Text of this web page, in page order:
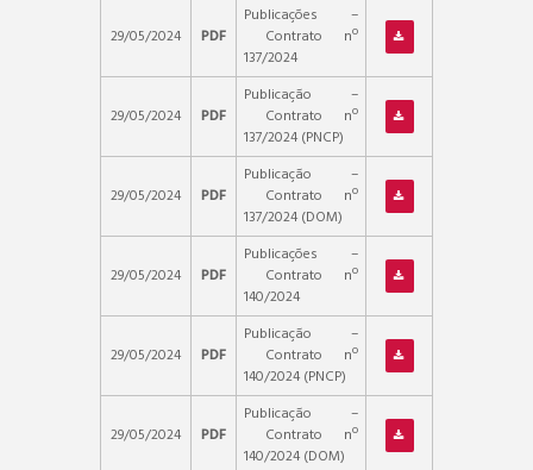
29/05/2024 PDF
Publicações –
Contrato nº
137/2024
29/05/2024 PDF
Publicação –
Contrato nº
137/2024 (PNCP)
29/05/2024 PDF
Publicação –
Contrato nº
137/2024 (DOM)
29/05/2024 PDF
Publicações –
Contrato nº
140/2024
29/05/2024 PDF
Publicação –
Contrato nº
140/2024 (PNCP)
29/05/2024 PDF
Publicação –
Contrato nº
140/2024 (DOM)